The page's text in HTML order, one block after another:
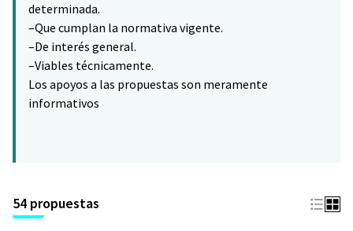
determinada.
–Que cumplan la normativa vigente.
–De interés general.
–Viables técnicamente.
Los apoyos a las propuestas son meramente
informativos
54 propuestas